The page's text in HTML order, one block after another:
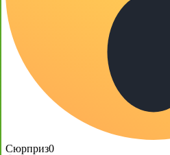
Сюрприз0